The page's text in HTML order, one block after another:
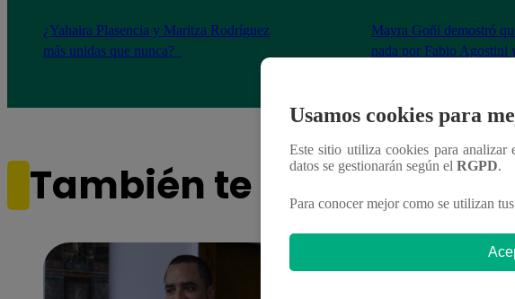
¿Yahaira Plasencia y Maritza Rodríguez
más unidas que nunca?
Mayra Goñi demostró
nada por Fabio Agostini
También te puede
Usamos cookies para
Este sitio utiliza cookies para
datos se gestionarán según el RGPD.
Para conocer mejor como se utilizan